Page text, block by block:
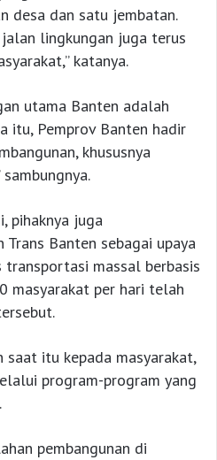
desa dan satu jembatan.
lingkungan juga terus
katanya.
utama Banten adalah
itu, Pemprov Banten hadir
khususnya
pihaknya juga
Trans Banten sebagai upaya
massal berbasis
masyarakat per hari telah
saat itu kepada masyarakat,
program-program yang
pembangunan di